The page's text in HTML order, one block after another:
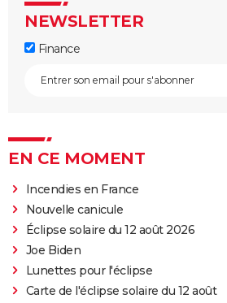
NEWSLETTER
Finance
EN CE MOMENT
Incendies en France
Nouvelle canicule
Éclipse solaire du 12 août 2026
Joe Biden
Lunettes pour l'éclipse
Carte de l'éclipse solaire du 12 août